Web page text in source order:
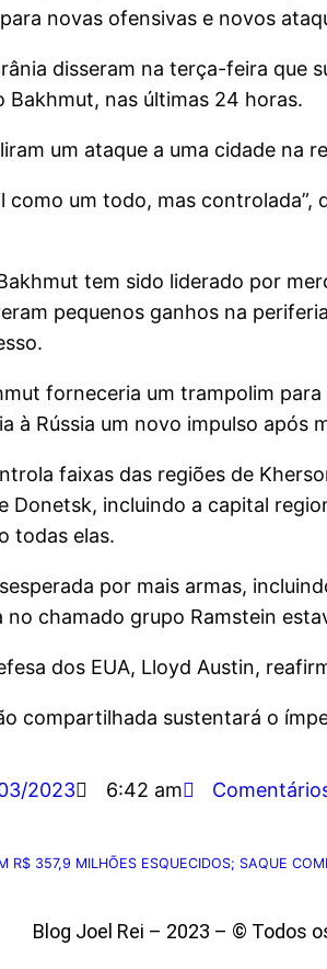
novas ofensivas e novos
disseram na terça-feira que
Bakhmut, nas últimas 24 horas.
um ataque a uma cidade na
como um todo, mas
tem sido liderado por
pequenos ganhos na
forneceria um trampolim
à Rússia um novo impulso após
faixas das regiões de
Donetsk, incluindo a capital
todas elas.
por mais armas,
no chamado grupo Ramstein
dos EUA, Lloyd Austin,
compartilhada sustentará o
2023 6:42 am
Blog Joel Rei – 2023 – © Todos